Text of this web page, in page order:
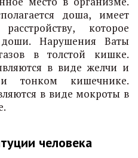
доша, имеет
которое
Нарушения Ваты
в толстой кишке.
в виде желчи и
тонком кишечнике.
в виде мокроты в
человека